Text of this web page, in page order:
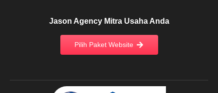
Jason Agency Mitra Usaha Anda
Pilih Paket Website